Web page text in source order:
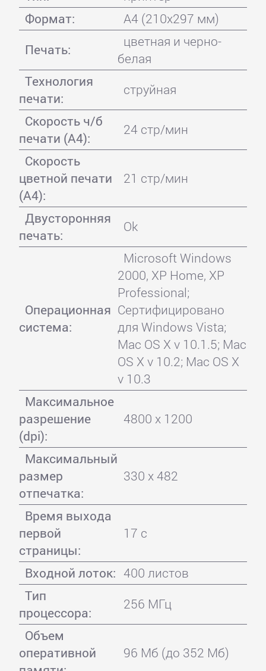
Формат:
A4 (210x297 мм)
Печать:
цветная и черно-
белая
Технология
печати:
струйная
Скорость ч/б
печати (А4):
24 стр/мин
Скорость
цветной печати
(А4):
21 стр/мин
Двусторонняя
печать:
Ok
Операционная
система:
Microsoft Windows
2000, XP Home, XP
Professional;
Сертифицировано
для Windows Vista;
Mac OS X v 10.1.5; Mac
OS X v 10.2; Mac OS X
v 10.3
Максимальное
разрешение
(dpi):
4800 x 1200
Максимальный
размер
отпечатка:
330 x 482
Время выхода
первой
страницы:
17 с
Входной лоток: 400 листов
Тип
процессора:
256 МГц
Объем
оперативной
96 Мб (до 352 Мб)